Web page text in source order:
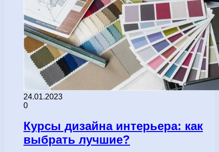
24.01.2023
0
Курсы дизайна интерьера: как
выбрать лучшие?